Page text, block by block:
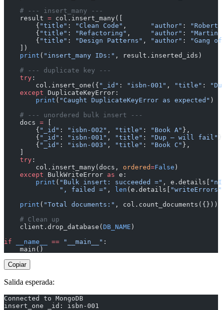
    # --- insert_many ---
    result
= col.insert_many([
        {
"title" : "Clean Code" , "author" :
        {
"title" : "Refactoring" , "author" :
"Martin
        {
"title" : "Design Patterns" , "author" :
"Gang
    ])
    print
( "insert_many IDs:" , result.inserted_ids)
    # --- duplicate key ---
    try
:
        col.insert_one({
"_id" : "isbn-001" , "title" :
    except
DuplicateKeyError:
        print
( "Caught DuplicateKeyError as expected" )
    # --- unordered bulk insert ---
    docs
= [
        {
"_id" : "isbn-002" , "title" : "Book A" },
        {
"_id" : "isbn-001" , "title" : "Dup — will fail"
        {
"_id" : "isbn-003" , "title" : "Book C" },
    ]
    try
:
        col.insert_many(docs,
ordered=False )
    except
BulkWriteError as e:
        print
( "Bulk insert: succeeded =" , e.details[
              ", failed ="
, len (e.details[ "writeErrors"
    print
( "Total documents:" , col.count_documents({}))
    # Clean up
    client.drop_database(
DB_NAME )
if __name__ == "__main__" :
    main()
Copiar
Salida esperada:
Connected to MongoDB
insert_one _id: isbn-001